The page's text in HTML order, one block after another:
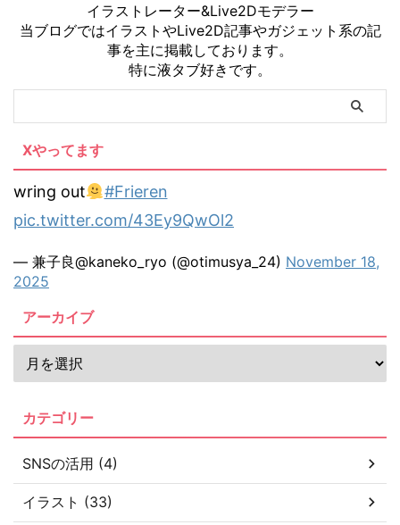
イラストレーター&Live2Dモデラー
当ブログではイラストやLive2D記事やガジェット系の記
事を主に掲載しております。
特に液タブ好きです。
Xやってます
wring out
#Frieren
pic.twitter.com/43Ey9QwOl2
— 兼子良@kaneko_ryo (@otimusya_24) November 18,
2025
アーカイブ
カテゴリー
SNSの活用 (4)
イラスト (33)